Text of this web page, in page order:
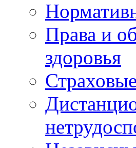
Права и
здоровья